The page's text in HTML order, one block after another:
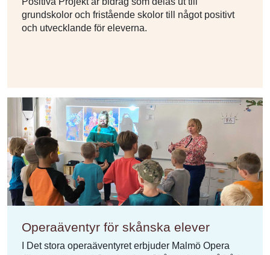
grundskolor och fristående skolor till något positivt
och utvecklande för eleverna.
Operaäventyr för skånska elever
I Det stora operaäventyret erbjuder Malmö Opera